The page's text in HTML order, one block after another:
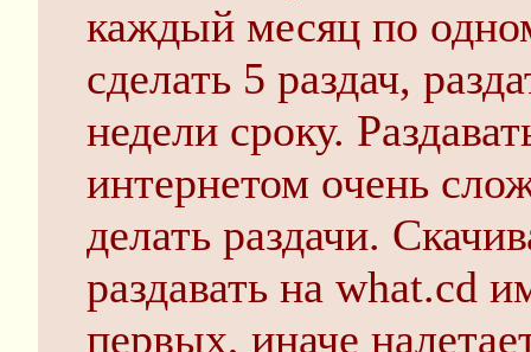
каждый месяц по
сделать 5 раздач,
недели сроку.
интернетом очень
делать раздачи.
раздавать на what.cd
первых, иначе